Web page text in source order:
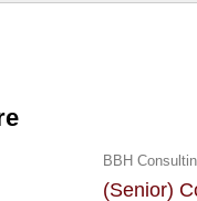
BBH
(Senior)